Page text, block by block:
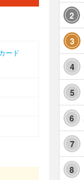
ード
2
3
4
5
6
7
8